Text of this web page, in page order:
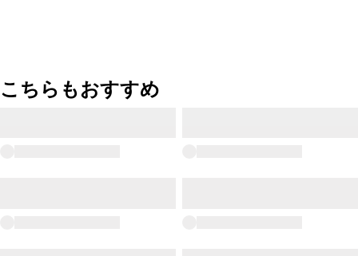
こちらもおすすめ